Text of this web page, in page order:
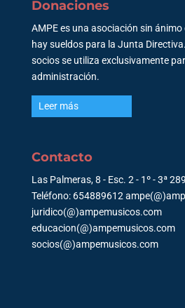
Donaciones
AMPE es una asociación sin
hay sueldos para la Junta
socios se utiliza exclusivamente
administración.
Leer más
Contacto
Las Palmeras, 8 - Esc. 2 - 1º - 3ª
Teléfono: 654889612
juridico(@)ampemusicos.com
educacion(@)ampemusicos.com
socios(@)ampemusicos.com